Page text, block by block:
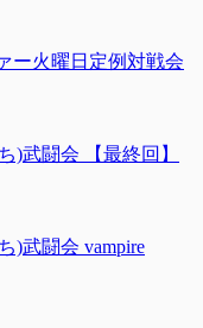
ー火曜日定例対戦会
)武闘会 【最終回】
)武闘会 vampire